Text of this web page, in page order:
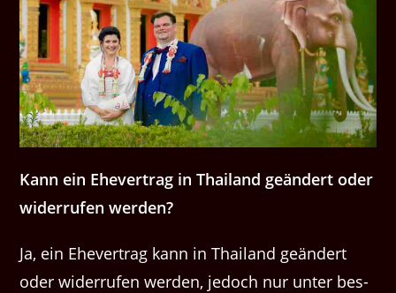
Kann ein Ehev­er­trag in Thai­land geän­dert oder
wider­rufen werden?
Ja, ein Ehev­er­trag kann in Thai­land geän­dert
oder wider­rufen wer­den, jedoch nur unter bes­